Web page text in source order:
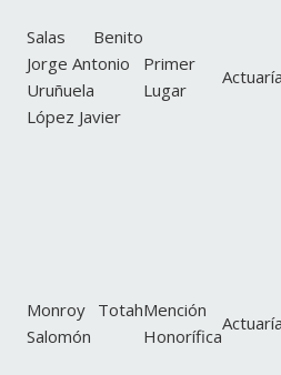
Salas Benito
Jorge Antonio
Uruñuela
López Javier
Primer
Lugar
Actuaría
Monroy Totah
Salomón
Mención
Honorífica
Actuaría